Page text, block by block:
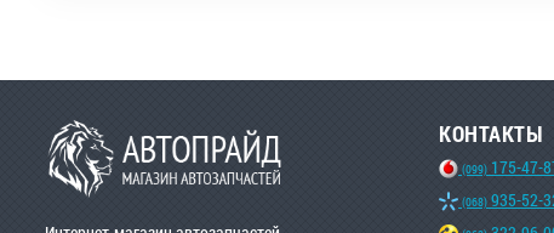
КОНТАКТЫ
(099) 175-47-
(068) 935-52-